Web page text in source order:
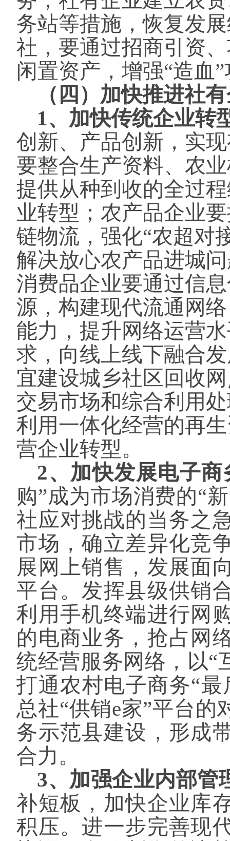
务站等措施，恢复发
社，要通过招商引资
闲置资产，增强“造血
（四）加快推进社
1、加快传统企业转
创新、产品创新，实
要整合生产资料、农
提供从种到收的全过
业转型；农产品企业
链物流，强化“农超对
解决放心农产品进城
消费品企业要通过信
源，构建现代流通网
能力，提升网络运营
求，向线上线下融合
宜建设城乡社区回收
交易市场和综合利用
利用一体化经营的再
营企业转型。
2、加快发展电子商
购”成为市场消费的“
社应对挑战的当务之
市场，确立差异化竞
展网上销售，发展面
平台。发挥县级供销
利用手机终端进行网
的电商业务，抢占网
统经营服务网络，以“
打通农村电子商务“
总社“供销e家”平台
务示范县建设，形成
合力。
3、加强企业内部管
补短板，加快企业库
积压。进一步完善现